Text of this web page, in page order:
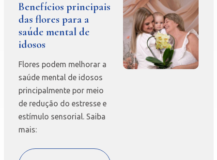
Benefícios principais
das flores para a
saúde mental de
idosos
Flores podem melhorar a
saúde mental de idosos
principalmente por meio
de redução do estresse e
estímulo sensorial. Saiba
mais: